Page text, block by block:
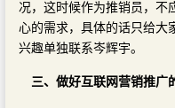
况，这时候作为推销员，不
心的需求，具体的话只给大
兴趣单独联系岑辉宇。
三、做好互联网营销推广